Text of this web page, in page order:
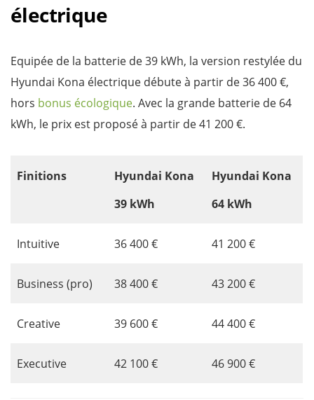
électrique
Equipée de la batterie de 39 kWh, la version restylée du
Hyundai Kona électrique débute à partir de 36 400 €,
hors bonus écologique. Avec la grande batterie de 64
kWh, le prix est proposé à partir de 41 200 €.
Finitions
Hyundai Kona
39 kWh
Hyundai Kona
64 kWh
Intuitive 36 400 € 41 200 €
Business (pro) 38 400 € 43 200 €
Creative 39 600 € 44 400 €
Executive 42 100 € 46 900 €